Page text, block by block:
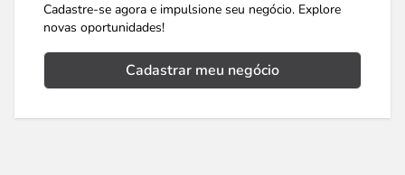
Cadastre-se agora e impulsione seu negócio. Explore
novas oportunidades!
Cadastrar meu negócio